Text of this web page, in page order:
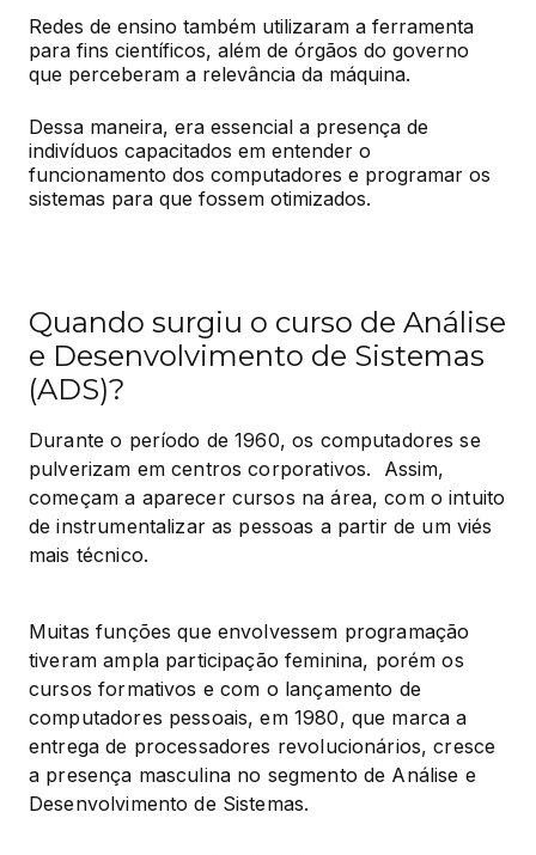
Redes de ensino também utilizaram a ferramenta
para fins científicos, além de órgãos do governo
que perceberam a relevância da máquina.
Dessa maneira, era essencial a presença de
indivíduos capacitados em entender o
funcionamento dos computadores e programar os
sistemas para que fossem otimizados.
Quando surgiu o curso de Análise
e Desenvolvimento de Sistemas
(ADS)?
Durante o período de 1960, os computadores se
pulverizam em centros corporativos.  Assim,
começam a aparecer cursos na área, com o intuito
de instrumentalizar as pessoas a partir de um viés
mais técnico.
Muitas funções que envolvessem programação
tiveram ampla participação feminina, porém os
cursos formativos e com o lançamento de
computadores pessoais, em 1980, que marca a
entrega de processadores revolucionários, cresce
a presença masculina no segmento de Análise e
Desenvolvimento de Sistemas.